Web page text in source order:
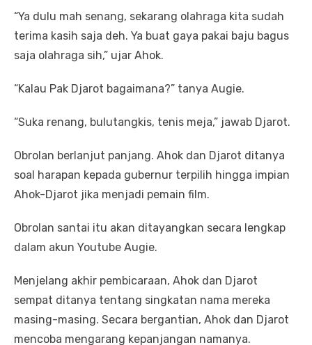
“Ya dulu mah senang, sekarang olahraga kita sudah
terima kasih saja deh. Ya buat gaya pakai baju bagus
saja olahraga sih,” ujar Ahok.
“Kalau Pak Djarot bagaimana?” tanya Augie.
“Suka renang, bulutangkis, tenis meja,” jawab Djarot.
Obrolan berlanjut panjang. Ahok dan Djarot ditanya
soal harapan kepada gubernur terpilih hingga impian
Ahok-Djarot jika menjadi pemain film.
Obrolan santai itu akan ditayangkan secara lengkap
dalam akun Youtube Augie.
Menjelang akhir pembicaraan, Ahok dan Djarot
sempat ditanya tentang singkatan nama mereka
masing-masing. Secara bergantian, Ahok dan Djarot
mencoba mengarang kepanjangan namanya.